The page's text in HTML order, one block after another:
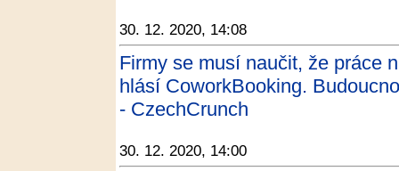
30. 12. 2020, 14:08
Firmy se musí naučit, že práce
hlásí CoworkBooking.
- CzechCrunch
30. 12. 2020, 14:00